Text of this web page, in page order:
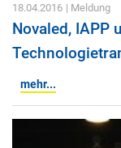
18.04.2016 | Meldung
Novaled, IAPP
mehr...